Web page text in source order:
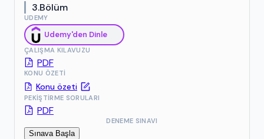
3.Bölüm
UDEMY
Udemy'den Dinle
ÇALIŞMA KILAVUZU
PDF
KONU ÖZETI
Konu özeti
PEKIŞTIRME SORULARI
PDF
DENEME SINAVI
Sınava Başla